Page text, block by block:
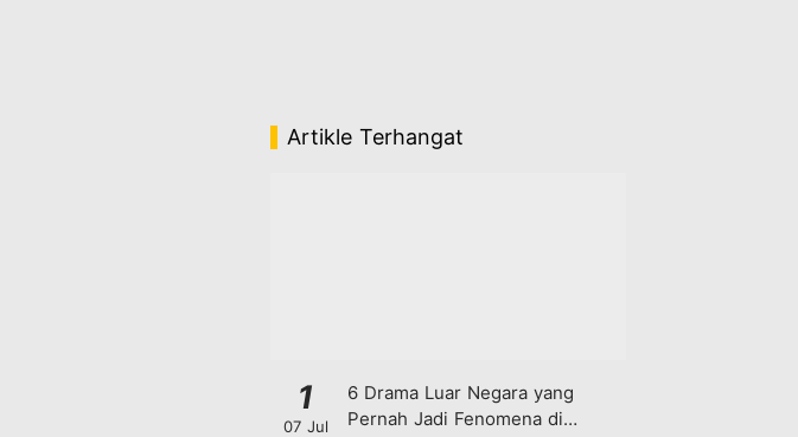
Artikle Terhangat
1
07 Jul
6 Drama Luar Negara yang
Pernah Jadi Fenomena di